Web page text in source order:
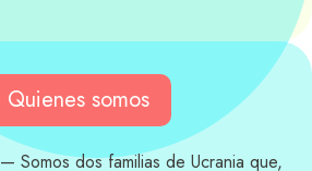
Quienes somos
— Somos dos familias de Ucrania que,